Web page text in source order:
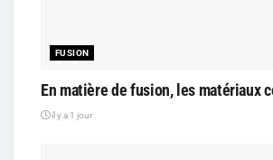
FUSION
En matière de fusion, les matériaux
il y a 1 jour